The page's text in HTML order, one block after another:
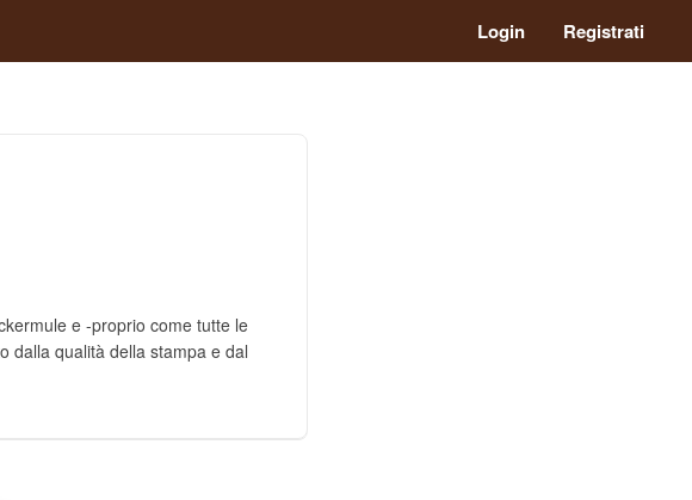
Login Registrati
e -proprio come tutte le
dalla qualità della stampa e dal